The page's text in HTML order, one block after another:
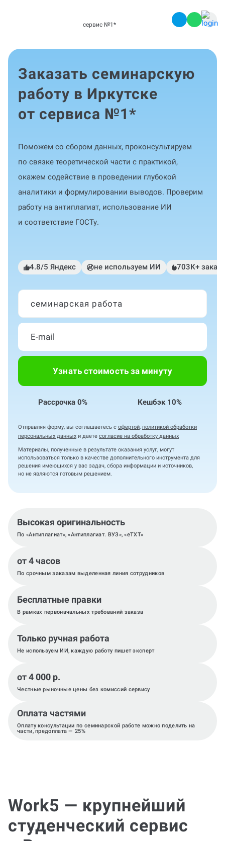
сервис №1 *
Заказать семинарскую
работу в Иркутске
от сервиса №1*
Поможем со сбором данных, проконсультируем
по связке теоретической части с практикой,
окажем содействие в проведении глубокой
аналитики и формулировании выводов. Проверим
работу на антиплагиат, использование ИИ
и соответствие ГОСТу.
4.8/5 Яндекс не используем ИИ 703К+
семинарская работа
Узнать стоимость за минуту
Рассрочка 0% Кешбэк 10%
Отправляя форму, вы соглашаетесь с офертой, политикой обработки
персональных данных и даете согласие на обработку данных
Материалы, полученные в результате оказания услуг, могут
использоваться только в качестве дополнительного инструмента для
решения имеющихся у вас задач, сбора информации и источников,
но не являются готовым решением.
Высокая оригинальность
По «Антиплагиат», «Антиплагиат. ВУЗ», «eTXT»
от 4 часов
По срочным заказам выделенная линия сотрудников
Бесплатные правки
В рамках первоначальных требований заказа
Только ручная работа
Не используем ИИ, каждую работу пишет эксперт
от 4 000 р.
Честные рыночные цены без комиссий сервису
Оплата частями
Оплату консультации по семинарской работе можно поделить на
части, предоплата — 25%
Work5 — крупнейший
студенческий сервис